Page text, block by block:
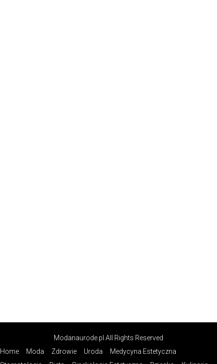
Modanaurode.pl All Rights Reserved
Home
Moda Zdrowie Uroda
Medycyna Estetyczna